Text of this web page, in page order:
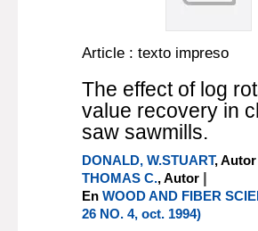
Article : texto impreso
The effect of log
value recovery in
saw sawmills.
DONALD, W.STUART, Autor
THOMAS C., Autor |
EnWOOD AND FIBER
26 NO. 4, oct. 1994)